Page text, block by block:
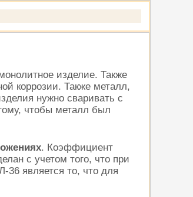
изделие. Также
коррозии. Также металл,
нужно сваривать с
чтобы металл был
. Коэффициент
с учетом того, что при
является то, что для